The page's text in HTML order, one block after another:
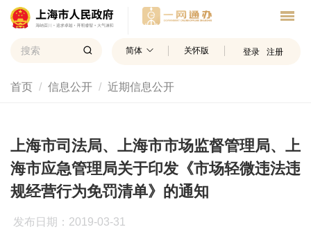
简体 关怀版 登录 注册
首页 信息公开 近期信息公开
上海市司法局、上海市市场监督管理局、上
海市应急管理局关于印发《市场轻微违法违
规经营行为免罚清单》的通知
发布日期：2019-03-31